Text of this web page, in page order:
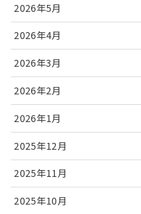
2026年5月
2026年4月
2026年3月
2026年2月
2026年1月
2025年12月
2025年11月
2025年10月